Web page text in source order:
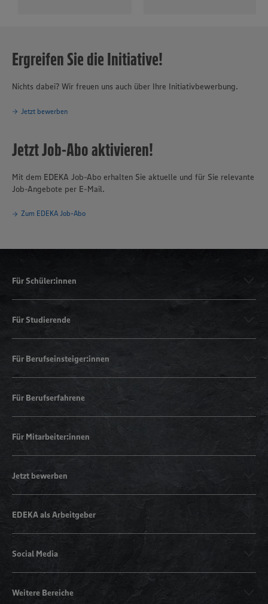
Ergreifen Sie die Initiative!
Nichts dabei? Wir freuen uns auch über Ihre Initiativbewerbung.
Jetzt bewerben
Jetzt Job-Abo aktivieren!
Mit dem EDEKA Job-Abo erhalten Sie aktuelle und für Sie relevante
Job-Angebote per E-Mail.
Zum EDEKA Job-Abo
Für Schüler:innen
Für Studierende
Für Berufseinsteiger:innen
Für Berufserfahrene
Für Mitarbeiter:innen
Jetzt bewerben
EDEKA als Arbeitgeber
Social Media
Weitere Bereiche